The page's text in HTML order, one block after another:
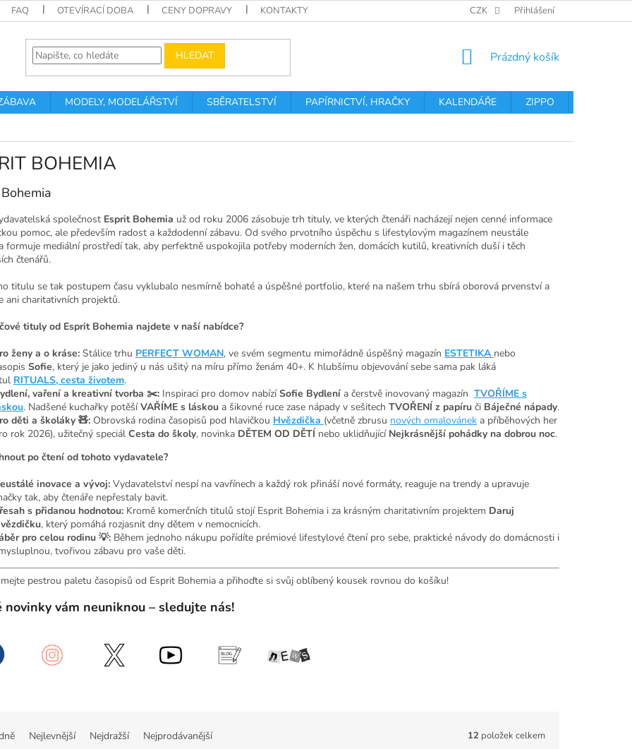
FAQ OTEVÍRACÍ DOBA CENY DOPRAVY KONTAKTY PODMÍNKY OCHRANY OSOBNÍCH
CZK Přihlášení
HLEDAT
NÁKUPNÍ
Prázdný košík
MODELY, MODELÁŘSTVÍ SBĚRATELSTVÍ PAPÍRNICTVÍ, HRAČKY KALENDÁŘE ZIPPO
BOHEMIA
společnost Esprit Bohemia už od roku 2006 zásobuje trh tituly, ve kterých čtenáři nacházejí nejen cenné informace
pomoc, ale především radost a každodenní zábavu. Od svého prvotního úspěchu s lifestylovým magazínem neustále
formuje mediální prostředí tak, aby perfektně uspokojila potřeby moderních žen, domácích kutilů, kreativních duší i těch
čtenářů.
titulu se tak postupem času vyklubalo nesmírně bohaté a úspěšné portfolio, které na našem trhu sbírá oborová prvenství a
ani charitativních projektů.
tituly od Esprit Bohemia najdete v naší nabídce?
ženy a o kráse: Stálice trhu PERFECT WOMAN, ve svém segmentu mimořádně úspěšný magazín ESTETIKA nebo
Sofie, který je jako jediný u nás ušitý na míru přímo ženám 40+. K hlubšímu objevování sebe sama pak láká
RITUALS, cesta životem.
vaření a kreativní tvorba ✂️: Inspiraci pro domov nabízí Sofie Bydlení a čerstvě inovovaný magazín TVOŘÍME s
. Nadšené kuchařky potěší VAŘÍME s láskou a šikovné ruce zase nápady v sešitech TVOŘENÍ z papíru či Báječné nápady.
děti a školáky 🧸: Obrovská rodina časopisů pod hlavičkou Hvězdička (včetně zbrusu nových omalovánek a příběhových her
rok 2026), užitečný speciál Cesta do školy, novinka DĚTEM OD DĚTÍ nebo uklidňující Nejkrásnější pohádky na dobrou noc.
po čtení od tohoto vydavatele?
inovace a vývoj: Vydavatelství nespí na vavřínech a každý rok přináší nové formáty, reaguje na trendy a upravuje
tak, aby čtenáře nepřestaly bavit.
s přidanou hodnotou: Kromě komerčních titulů stojí Esprit Bohemia i za krásným charitativním projektem Daruj
, který pomáhá rozjasnit dny dětem v nemocnicích.
pro celou rodinu 💡: Během jednoho nákupu pořídíte prémiové lifestylové čtení pro sebe, praktické návody do domácnosti i
tvořivou zábavu pro vaše děti.
pestrou paletu časopisů od Esprit Bohemia a přihoďte si svůj oblíbený kousek rovnou do košíku!
novinky vám neuniknou – sledujte nás!
Nejlevnější Nejdražší Nejprodávanější 12 položek celkem